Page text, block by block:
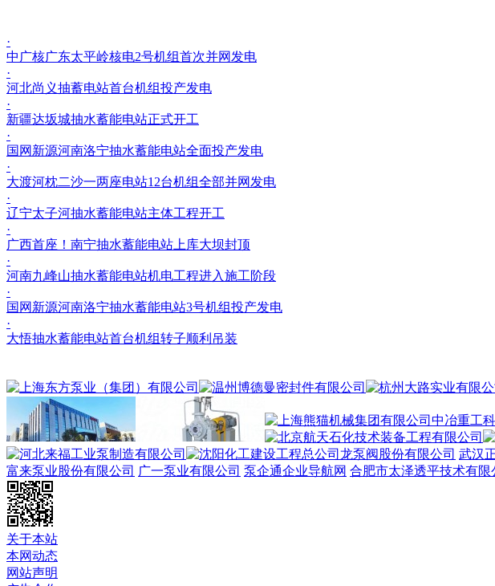
·
中广核广东太平岭核电2号机组首次并网发电
·
河北尚义抽蓄电站首台机组投产发电
·
新疆达坂城抽水蓄能电站正式开工
·
国网新源河南洛宁抽水蓄能电站全面投产发电
·
大渡河枕二沙一两座电站12台机组全部并网发电
·
辽宁太子河抽水蓄能电站主体工程开工
·
广西首座！南宁抽水蓄能电站上库大坝封顶
·
河南九峰山抽水蓄能电站机电工程进入施工阶段
·
国网新源河南洛宁抽水蓄能电站3号机组投产发电
·
大悟抽水蓄能电站首台机组转子顺利吊装
中冶重工
龙泵阀股份有限公司 武汉
富来泵业股份有限公司 广一泵业有限公司 泵企通企业导航网 合肥市太泽透平技术有限
关于本站
本网动态
网站声明